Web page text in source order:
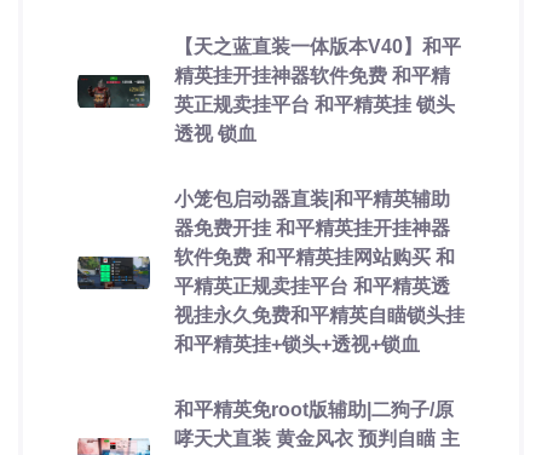
【天之蓝直装一体版本V40】和平
精英挂开挂神器软件免费 和平精
英正规卖挂平台 和平精英挂 锁头
透视 锁血
小笼包启动器直装|和平精英辅助
器免费开挂 和平精英挂开挂神器
软件免费 和平精英挂网站购买 和
平精英正规卖挂平台 和平精英透
视挂永久免费和平精英自瞄锁头挂
和平精英挂+锁头+透视+锁血
和平精英免root版辅助|二狗子/原
哮天犬直装 黄金风衣 预判自瞄 主